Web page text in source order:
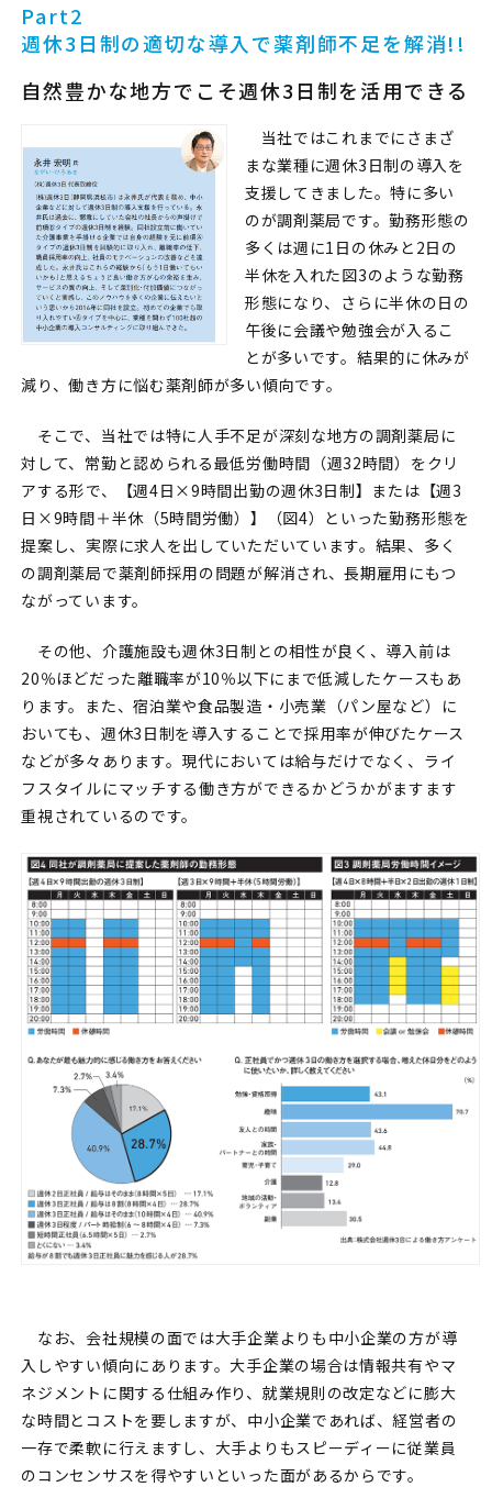
Part2
週休3日制の適切な導入で薬剤師不足を解消!!
自然豊かな地方でこそ週休3日制を活用できる
当社ではこれまでにさまざ
まな業種に週休3日制の導入を
支援してきました。特に多い
のが調剤薬局です。勤務形態の
多くは週に1日の休みと2日の
半休を入れた図3のような勤務
形態になり、さらに半休の日の
午後に会議や勉強会が入るこ
とが多いです。結果的に休みが
減り、働き方に悩む薬剤師が多い傾向です。
そこで、当社では特に人手不足が深刻な地方の調剤薬局に
対して、常勤と認められる最低労働時間（週32時間）をクリ
アする形で、【週4日×9時間出勤の週休3日制】または【週3
日×9時間＋半休（5時間労働）】（図4）といった勤務形態を
提案し、実際に求人を出していただいています。結果、多く
の調剤薬局で薬剤師採用の問題が解消され、長期雇用にもつ
ながっています。
その他、介護施設も週休3日制との相性が良く、導入前は
20％ほどだった離職率が10％以下にまで低減したケースもあ
ります。また、宿泊業や食品製造・小売業（パン屋など）に
おいても、週休3日制を導入することで採用率が伸びたケース
などが多々あります。現代においては給与だけでなく、ライ
フスタイルにマッチする働き方ができるかどうかがますます
重視されているのです。
なお、会社規模の面では大手企業よりも中小企業の方が導
入しやすい傾向にあります。大手企業の場合は情報共有やマ
ネジメントに関する仕組み作り、就業規則の改定などに膨大
な時間とコストを要しますが、中小企業であれば、経営者の
一存で柔軟に行えますし、大手よりもスピーディーに従業員
のコンセンサスを得やすいといった面があるからです。